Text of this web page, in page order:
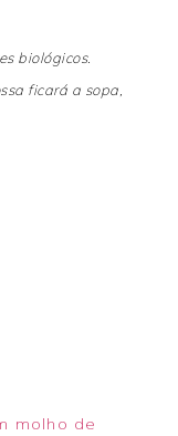
biológicos.
ficará a sopa,
molho de